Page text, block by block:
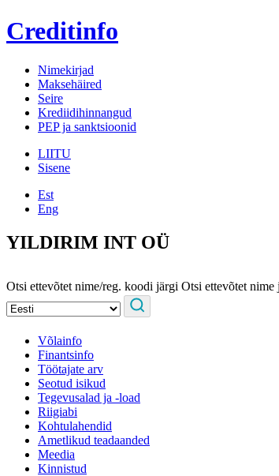
Creditinfo
Nimekirjad
Maksehäired
Seire
Krediidihinnangud
PEP ja sanktsioonid
LIITU
Sisene
Est
Eng
YILDIRIM INT OÜ
Otsi ettevõtet nime/reg. koodi järgi Otsi ettevõtet nime
Võlainfo
Finantsinfo
Töötajate arv
Seotud isikud
Tegevusalad ja -load
Riigiabi
Kohtulahendid
Ametlikud teadaanded
Meedia
Kinnistud